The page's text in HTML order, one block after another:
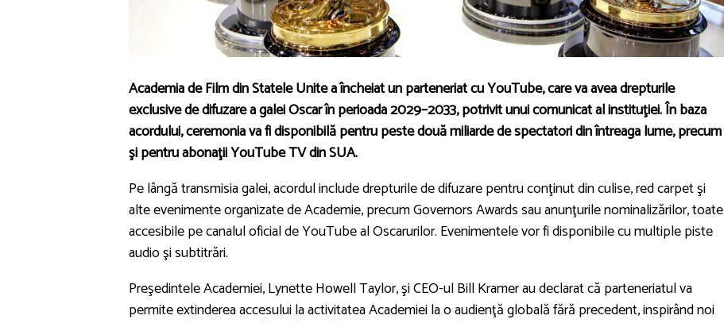
Academia de Film din Statele Unite a încheiat un parteneriat cu YouTube, care va avea drepturile
exclusive de difuzare a galei Oscar în perioada 2029–2033, potrivit unui comunicat al instituţiei. În baza
acordului, ceremonia va fi disponibilă pentru peste două miliarde de spectatori din întreaga lume, precum
şi pentru abonaţii YouTube TV din SUA.
Pe lângă transmisia galei, acordul include drepturile de difuzare pentru conţinut din culise, red carpet şi
alte evenimente organizate de Academie, precum Governors Awards sau anunţurile nominalizărilor, toate
accesibile pe canalul oficial de YouTube al Oscarurilor. Evenimentele vor fi disponibile cu multiple piste
audio şi subtitrări.
Preşedintele Academiei, Lynette Howell Taylor, şi CEO-ul Bill Kramer au declarat că parteneriatul va
permite extinderea accesului la activitatea Academiei la o audienţă globală fără precedent, inspirând noi